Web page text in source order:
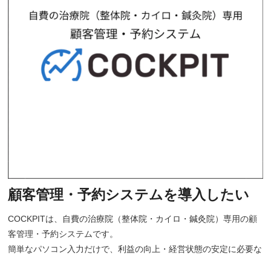
顧客管理・予約システムを導入したい
COCKPITは、自費の治療院（整体院・カイロ・鍼灸院）専用の顧
客管理・予約システムです。
簡単なパソコン入力だけで、利益の向上・経営状態の安定に必要な